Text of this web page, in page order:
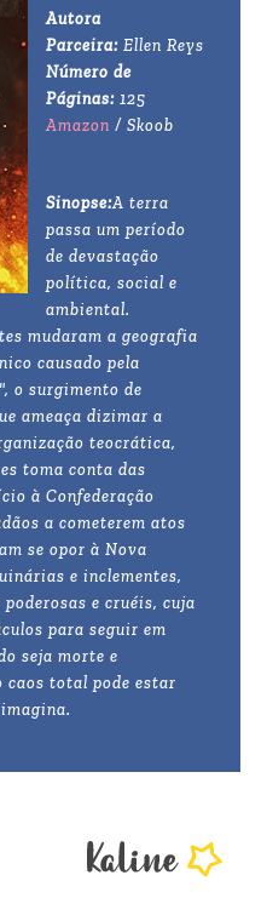
Autora
Parceira:Ellen Reys
Número de
Páginas: 125
Amazon / Skoob
Sinopse:A terra
passa um período
de devastação
política, social e
ambiental.
mudaram a geografia
causado pela
o surgimento de
ameaça dizimar a
teocrática,
toma conta das
à Confederação
a cometerem atos
se opor à Nova
e inclementes,
e cruéis, cuja
para seguir em
seja morte e
caos total pode estar